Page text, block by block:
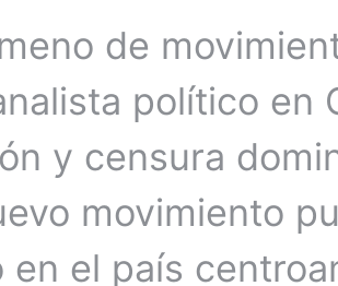
de
político en
y censura
movimiento
en el país